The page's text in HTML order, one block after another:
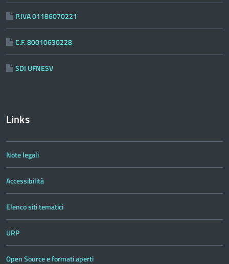
P.IVA 01186070221
C.F. 80010630228
SDI UFNESV
Links
Note legali
Accessibilità
Elenco siti tematici
URP
Open Source e formati aperti